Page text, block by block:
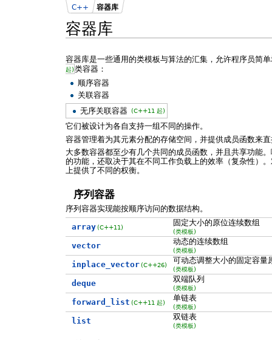
容器库
C++ 容器库
容器库是一些通用的类模板与算法的汇集，允许程序员简
起)类容器：
顺序容器
关联容器
无序关联容器 (C++11 起)
它们被设计为各自支持一组不同的操作。
容器管理着为其元素分配的存储空间，并提供成员函数来
大多数容器都至少有几个共同的成员函数，并且共享功能
的功能，还取决于其在不同工作负载上的效率（复杂性）
上提供了不同的权衡。
序列容器
序列容器实现能按顺序访问的数据结构。
array (C++11) 固定大小的原位连续数组
(类模板)
vector 动态的连续数组
(类模板)
inplace_vector (C++26) 可动态调整大小的固定容量
(类模板)
deque 双端队列
(类模板)
forward_list (C++11 起) 单链表
(类模板)
list 双链表
(类模板)